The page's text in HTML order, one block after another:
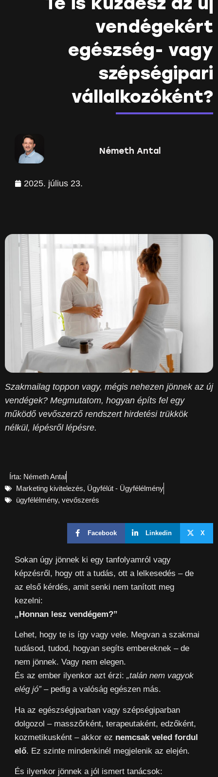
vendégekért
egészség- vagy
szépségipari
vállalkozóként?
Németh Antal
2025. július 23.
Szakmailag toppon vagy, mégis nehezen jönnek az új
vendégek? Megmutatom, hogyan építs fel egy
működő vevőszerző rendszert hirdetési trükkök
nélkül, lépésről lépésre.
Írta: Németh Antal
Marketing kivitelezés, Ügyfélút - Ügyfélélmény
ügyfélélmény, vevőszerés
Facebook Linkedin X
Sokan úgy jönnek ki egy tanfolyamról vagy
képzésről, hogy ott a tudás, ott a lelkesedés – de
az első kérdés, amit senki nem tanított meg
kezelni:
„Honnan lesz vendégem?”
Lehet, hogy te is így vagy vele. Megvan a szakmai
tudásod, tudod, hogyan segíts embereknek – de
nem jönnek. Vagy nem elegen.
És az ember ilyenkor azt érzi: „talán nem vagyok
elég jó”– pedig a valóság egészen más.
Ha az egészségiparban vagy szépségiparban
dolgozol – masszőrként, terapeutaként, edzőként,
kozmetikusként – akkor ez nemcsak veled fordul
elő. Ez szinte mindenkinél megjelenik az elején.
És ilyenkor jönnek a jól ismert tanácsok: